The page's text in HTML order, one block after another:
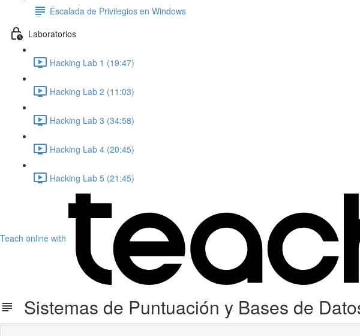
Escalada de Privilegios en Windows
Laboratorios
Hacking Lab 1 (19:47)
Hacking Lab 2 (11:03)
Hacking Lab 3 (34:58)
Hacking Lab 4 (20:45)
Hacking Lab 5 (21:45)
Teach online with
Sistemas de Puntuación y Bases de